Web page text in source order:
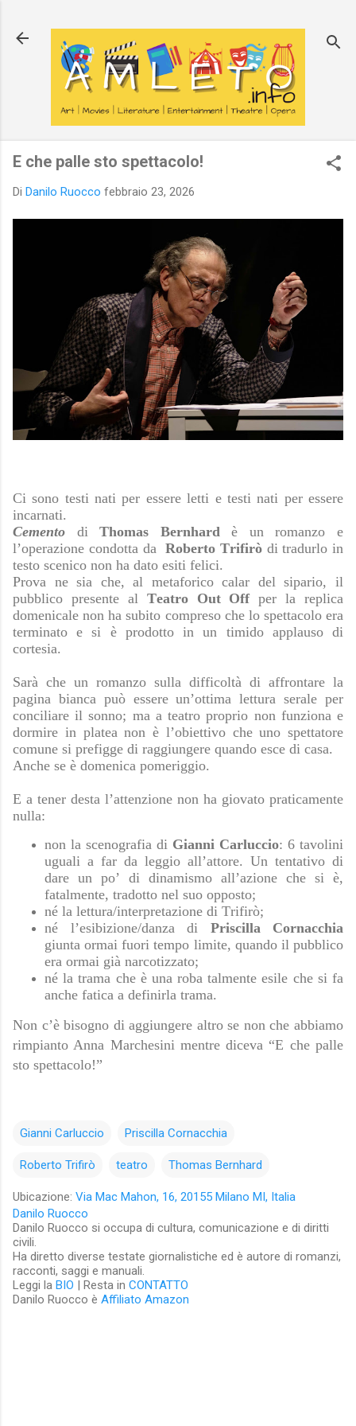
E che palle sto spettacolo!
Di Danilo Ruocco febbraio 23, 2026
Ci sono testi nati per essere letti e testi nati per essere
incarnati.
Cemento diThomas Bernhard è un romanzo e
l’operazione condotta da Roberto Trifiròdi tradurlo in
testo scenico non ha dato esiti felici.
Prova ne sia che, al metaforico calar del sipario, il
pubblico presente al Teatro Out Offper la replica
domenicale non ha subito compreso che lo spettacolo era
terminato e si è prodotto in un timido applauso di
cortesia.
Sarà che un romanzo sulla difficoltà di affrontare la
pagina bianca può essere un’ottima lettura serale per
conciliare il sonno; ma a teatro proprio non funziona e
dormire in platea non è l’obiettivo che uno spettatore
comune si prefigge di raggiungere quando esce di casa.
Anche se è domenica pomeriggio.
E a tener desta l’attenzione non ha giovato praticamente
nulla:
non la scenografia di Gianni Carluccio: 6 tavolini
uguali a far da leggio all’attore. Un tentativo di
dare un po’ di dinamismo all’azione che si è,
fatalmente, tradotto nel suo opposto;
né la lettura/interpretazione di Trifirò;
né l’esibizione/danza di Priscilla Cornacchia
giunta ormai fuori tempo limite, quando il pubblico
era ormai già narcotizzato;
né la trama che è una roba talmente esile che si fa
anche fatica a definirla trama.
Non c’è bisogno di aggiungere altro se non che abbiamo
rimpianto Anna Marchesini mentre diceva “E che palle
sto spettacolo!”
Gianni Carluccio Priscilla Cornacchia
Roberto Trifirò teatro Thomas Bernhard
Ubicazione: Via Mac Mahon, 16, 20155 Milano MI, Italia
Danilo Ruocco
Danilo Ruocco si occupa di cultura, comunicazione e di diritti
civili.
Ha diretto diverse testate giornalistiche ed è autore di romanzi,
racconti, saggi e manuali.
Leggi la BIO | Resta in CONTATTO
Danilo Ruocco è Affiliato Amazon